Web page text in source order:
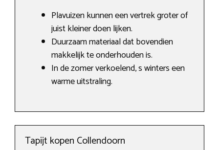
Plavuizen kunnen een vertrek groter of
juist kleiner doen lijken.
Duurzaam materiaal dat bovendien
makkelijk te onderhouden is.
In de zomer verkoelend, s winters een
warme uitstraling.
Tapijt kopen Collendoorn